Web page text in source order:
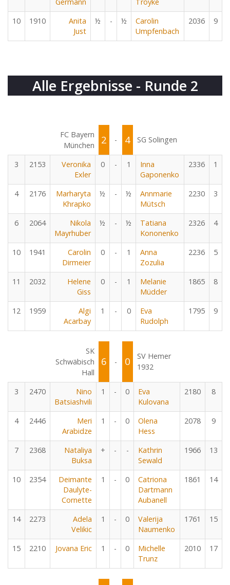
10 1910
Anita
Just
½ - ½
Carolin
Umpfenbach
2036 9
Alle Ergebnisse - Runde 2
FC Bayern
München
2 - 4 SG Solingen
3 2153
Veronika
Exler
0 - 1
Inna
Gaponenko
2336 1
4 2176
Marharyta
Khrapko
½ - ½
Annmarie
Mütsch
2230 3
6 2064
Nikola
Mayrhuber
½ - ½
Tatiana
Kononenko
2326 4
10 1941
Carolin
Dirmeier
0 - 1
Anna
Zozulia
2236 5
11 2032
Helene
Giss
0 - 1
Melanie
Müdder
1865 8
12 1959
Algi
Acarbay
1 - 0
Eva
Rudolph
1795 9
SK
Schwäbisch
Hall
6 - 0
SV Hemer
1932
3 2470
Nino
Batsiashvili
1 - 0
Eva
Kulovana
2180 8
4 2446
Meri
Arabidze
1 - 0
Olena
Hess
2078 9
7 2368
Nataliya
Buksa
+ - -
Kathrin
Sewald
1966 13
10 2354
Deimante
Daulyte-
Cornette
1 - 0
Catriona
Dartmann
Aubanell
1861 14
14 2273
Adela
Velikic
1 - 0
Valerija
Naumenko
1761 15
15 2210 Jovana Eric 1 - 0
Michelle
Trunz
2010 17